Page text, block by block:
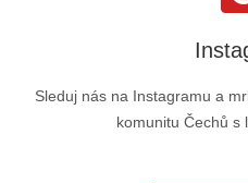
Sleduj nás na Instagramu a
komunitu Čechů s